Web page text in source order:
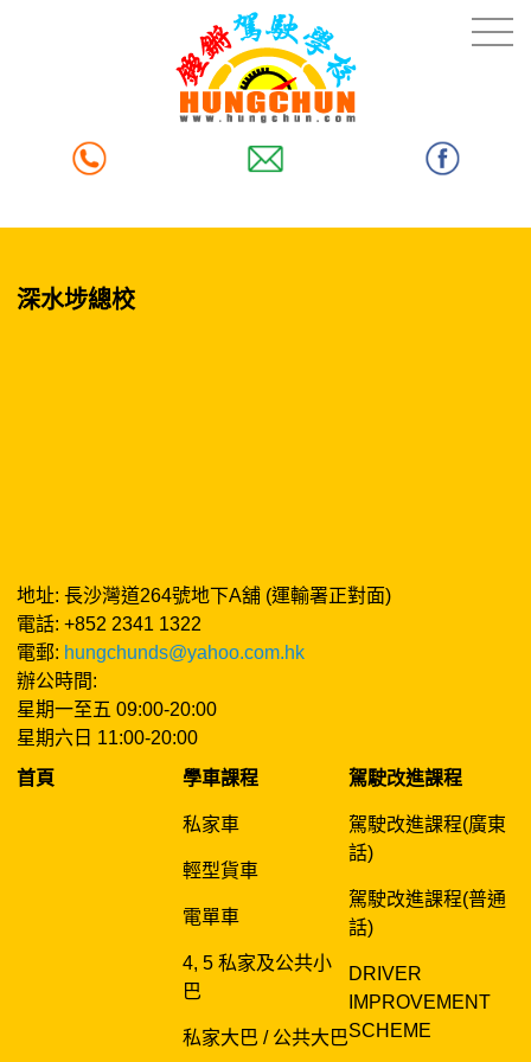
深水埗總校
地址: 長沙灣道264號地下A舖 (運輸署正對面)
電話: +852 2341 1322
電郵: hungchunds@yahoo.com.hk
辦公時間:
星期一至五 09:00-20:00
星期六日 11:00-20:00
首頁
學車課程
私家車
輕型貨車
電單車
4, 5 私家及公共小
巴
私家大巴 / 公共大巴
駕駛改進課程
駕駛改進課程(廣東
話)
駕駛改進課程(普通
話)
DRIVER
IMPROVEMENT
SCHEME